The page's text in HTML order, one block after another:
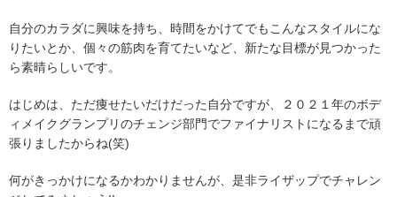
自分のカラダに興味を持ち、時間をかけてでもこんなスタイルにな
りたいとか、個々の筋肉を育てたいなど、新たな目標が見つかった
ら素晴らしいです。
はじめは、ただ痩せたいだけだった自分ですが、２０２１年のボデ
ィメイクグランプリのチェンジ部門でファイナリストになるまで頑
張りましたからね(笑)
何がきっかけになるかわかりませんが、是非ライザップでチャレン